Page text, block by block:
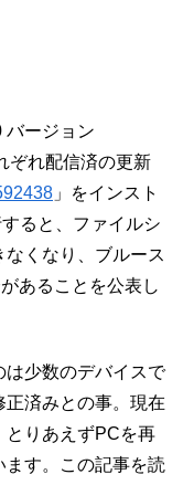
バージョン
ぞれ配信済の更新
」をインスト
ると、ファイルシ
くなり、ブルース
あることを公表し
は少数のデバイスで
済みとの事。現在
とりあえずPCを再
す。この記事を読